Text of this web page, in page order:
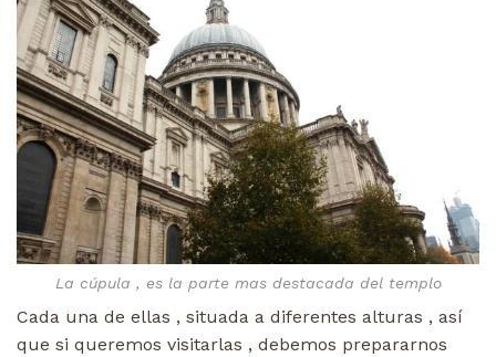
La cúpula , es la parte mas destacada del templo
Cada una de ellas , situada a diferentes alturas , así
que si queremos visitarlas , debemos prepararnos